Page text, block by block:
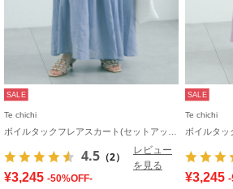
SALE
Te chichi
4.5 （2）
レビュー
を見る
¥3,245 -50%OFF-
SALE
Te chichi
¥3,245